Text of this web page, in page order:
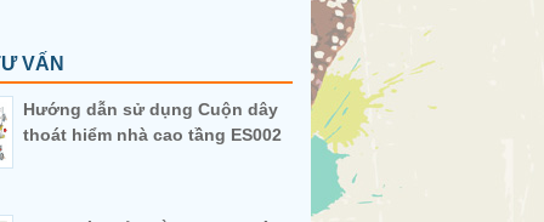
VẤN
Hướng dẫn sử dụng Cuộn dây
thoát hiểm nhà cao tầng ES002